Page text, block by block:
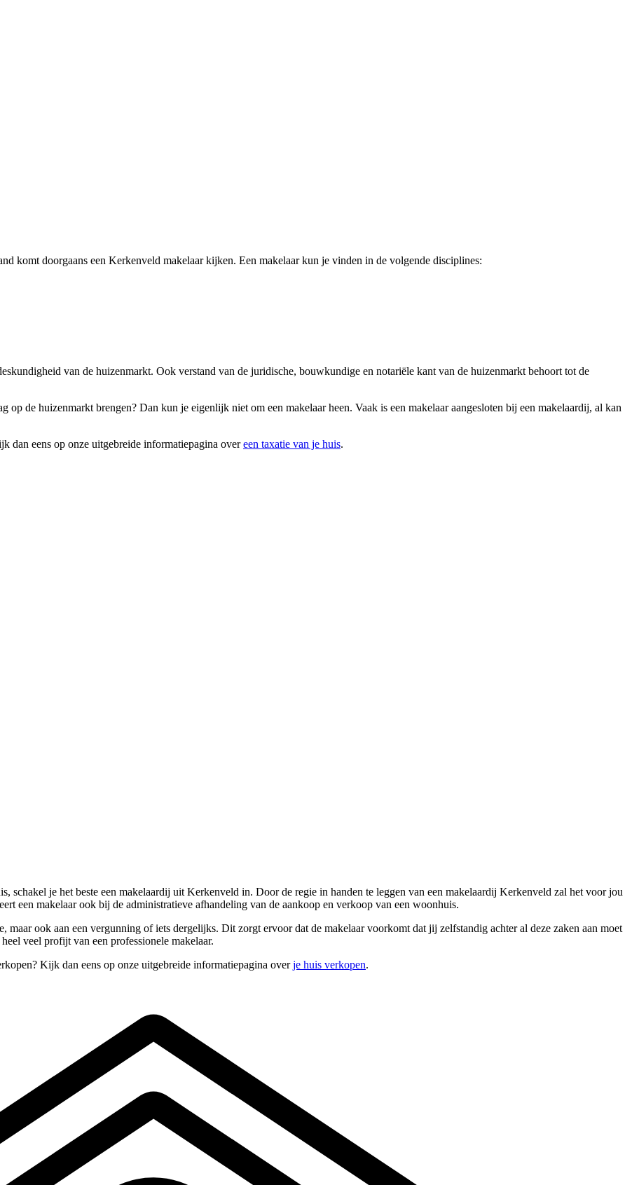
komt doorgaans een Kerkenveld makelaar kijken. Een makelaar kun je vinden in de volgende disciplines:
van de huizenmarkt. Ook verstand van de juridische, bouwkundige en notariële kant van de huizenmarkt behoort tot de
de huizenmarkt brengen? Dan kun je eigenlijk niet om een makelaar heen. Vaak is een makelaar aangesloten bij een makelaardij, al kan
dan eens op onze uitgebreide informatiepagina overeen taxatie van je huis.
schakel je het beste een makelaardij uit Kerkenveld in. Door de regie in handen te leggen van een makelaardij Kerkenveld zal het voor jou
een makelaar ook bij de administratieve afhandeling van de aankoop en verkoop van een woonhuis.
maar ook aan een vergunning of iets dergelijks. Dit zorgt ervoor dat de makelaar voorkomt dat jij zelfstandig achter al deze zaken aan moet
veel profijt van een professionele makelaar.
Kijk dan eens op onze uitgebreide informatiepagina overje huis verkopen.